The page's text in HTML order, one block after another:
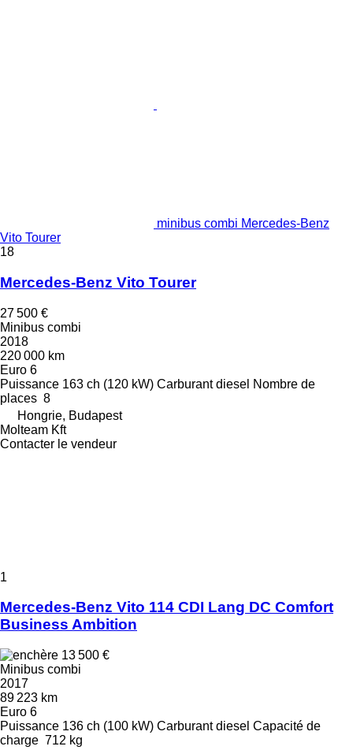
minibus combi Mercedes-Benz
Vito Tourer
18
Mercedes-Benz Vito Tourer
27 500 €
Minibus combi
2018
220 000 km
Euro 6
Puissance 163 ch (120 kW) Carburant diesel Nombre de
places 8
Hongrie, Budapest
Molteam Kft
Contacter le vendeur
1
Mercedes-Benz Vito 114 CDI Lang DC Comfort
Business Ambition
13 500 €
Minibus combi
2017
89 223 km
Euro 6
Puissance 136 ch (100 kW) Carburant diesel Capacité de
charge 712 kg